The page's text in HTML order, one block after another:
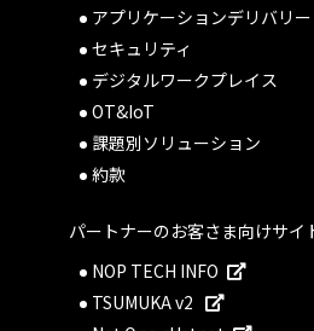
アプリケーションデリバリー
セキュリティ
デジタルワークプレイス
OT&IoT
課題別ソリューション
約款
パートナーのお客さま向けサイ
NOP TECH INFO
TSUMUKA v2